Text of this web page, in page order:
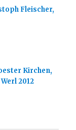
Fleischer,
Kirchen,
2012